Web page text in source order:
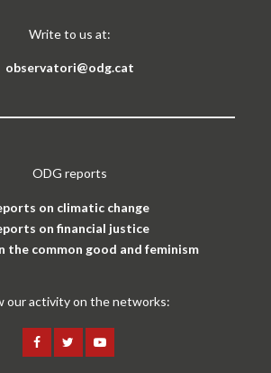
Write to us at:
observatori@odg.cat
ODG reports
on climatic change
on financial justice
the common good and feminism
our activity on the networks: